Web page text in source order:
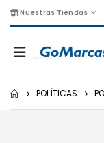
Nuestras Tiendas
POLÍTICAS